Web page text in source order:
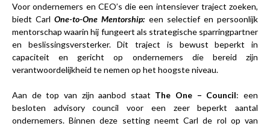
Voor ondernemers en CEO’s die een intensiever traject zoeken,
biedt Carl One-to-One Mentorship: een selectief en persoonlijk
mentorschap waarin hij fungeert als strategische sparringpartner
en beslissingsversterker. Dit traject is bewust beperkt in
capaciteit en gericht op ondernemers die bereid zijn
verantwoordelijkheid te nemen op het hoogste niveau.
Aan de top van zijn aanbod staat The One – Council: een
besloten advisory council voor een zeer beperkt aantal
ondernemers. Binnen deze setting neemt Carl de rol op van